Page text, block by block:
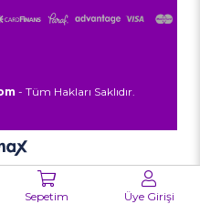
- Tüm Hakları Saklıdır.
Sepetim Üye Girişi